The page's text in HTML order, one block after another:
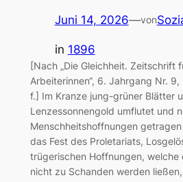
Juni 14, 2026—von
in 1896
[Nach „Die Gleichheit. Zeitschrift
Arbeiterinnen“, 6. Jahrgang Nr.
f.] Im Kranze jung-grüner Blätter
Lenzessonnengold umflutet und
Menschheitshoffnungen
das Fest des Proletariats,
trügerischen Hoffnungen, welche
nicht zu Schanden werden